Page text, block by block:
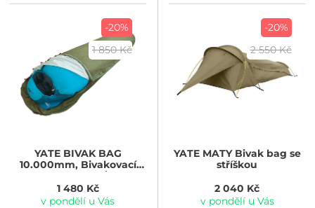
-20%
1 850 Kč
YATEBIVAK BAG
10.000mm, Bivakovací
pytel double zip/ pravý
1 480 Kč
v pondělí u Vás
-20%
2 550 Kč
YATEMATY Bivak bag se
stříškou
2 040 Kč
v pondělí u Vás